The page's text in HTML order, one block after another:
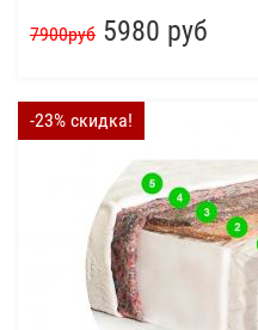
7900руб 5980 руб
-23% скидка!